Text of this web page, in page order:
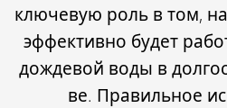
ключевую роль в том,
эффективно будет
дождевой воды в
ве. Правильное